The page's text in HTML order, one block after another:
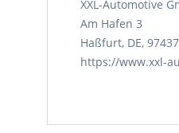
XXL-Automotive
Am Hafen 3
Haßfurt, DE, 97437
https://www.xxl-